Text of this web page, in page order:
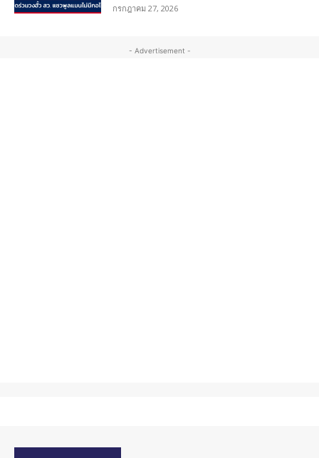
กรกฎาคม 27, 2026
- Advertisement -